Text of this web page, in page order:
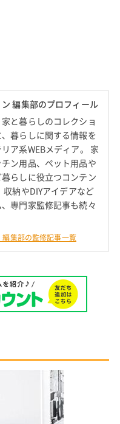
編集部のプロフィール
家と暮らしのコレクショ
暮らしに関する情報を
ア系WEBメディア。 家
ン用品、ペット用品や
らしに役立つコンテン
収納やDIYアイデアなど
専門家監修記事も続々
集部の監修記事一覧